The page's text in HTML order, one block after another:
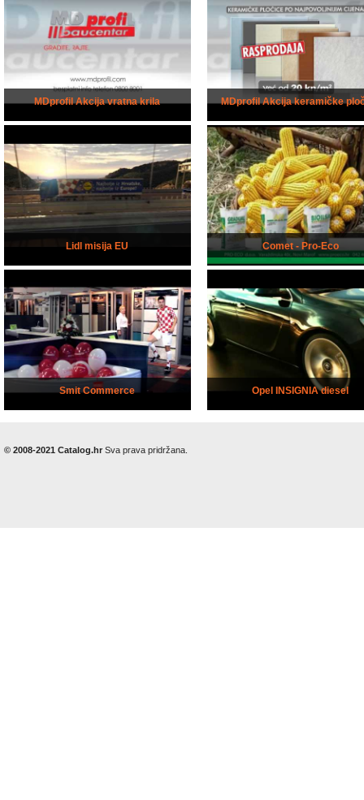
MDprofil Akcija vratna krila MDprofil Akcija keramičke
Lidl misija EU Comet - Pro-Eco
Smit Commerce Opel INSIGNIA diesel
© 2008-2021 Catalog.hr Sva prava pridržana.